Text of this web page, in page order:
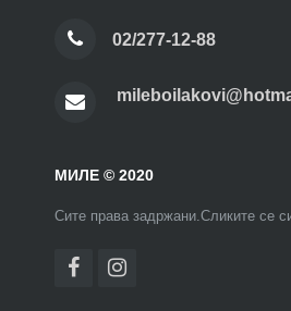
02/277-12-88
МИЛЕ © 2020
Сите права задржани.Сликите се